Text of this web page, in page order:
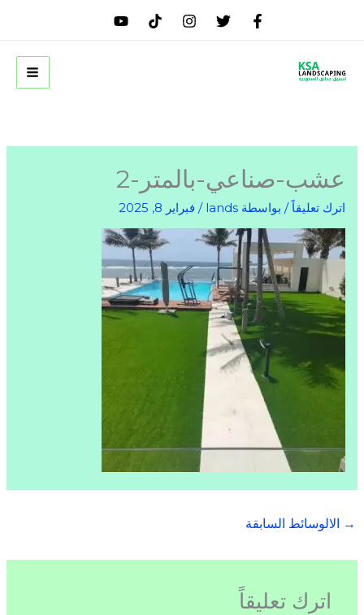
عشب-صناعي-بالمتر-2
اترك تعليقاً / بواسطة lands
/ فبراير 8, 2025
→ الالوسائط السابقة
اترك تعليقاً